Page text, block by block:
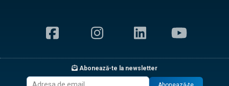
Abonează-te la newsletter